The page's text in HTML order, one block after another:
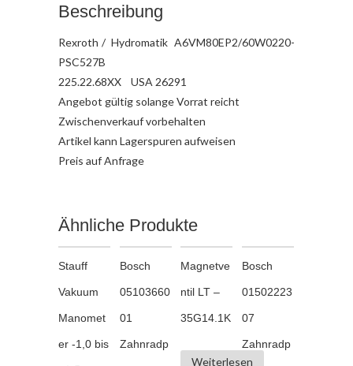
Beschreibung
Rexroth / Hydromatik A6VM80EP2/60W0220-
PSC527B
225.22.68XX USA 26291
Angebot gültig solange Vorrat reicht
Zwischenverkauf vorbehalten
Artikel kann Lagerspuren aufweisen
Preis auf Anfrage
Ähnliche Produkte
Stauff
Vakuum
Manomet
er -1,0 bis
Bosch
05103660
01
Zahnradp
Magnetve
ntil LT –
35G14.1K
Weiterlesen
Bosch
01502223
07
Zahnradp